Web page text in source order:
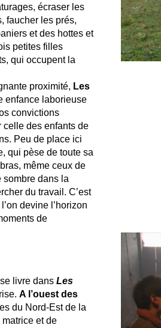
écraser les
faucher les prés,
et des hottes et
petites filles
qui occupent la
proximité, Les
enfance laborieuse
convictions
celle des enfants de
Peu de place ici
qui pèse de toute sa
même ceux de
sombre dans la
du travail. C’est
devine l’horizon
de
livre dans Les
A l’ouest des
du Nord-Est de la
et de